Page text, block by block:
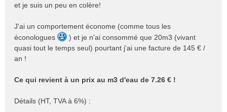
s
g
e
n
u
et je suis un peu en colère!
J'ai un comportement économe (comme tous les
éconologues
) et je n'ai consommé que 20m3 (vivant
quasi tout le temps seul) pourtant j'ai une facture de 145 € /
an !
Ce qui revient à un prix au m3 d'eau de 7.26 € !
Détails (HT, TVA à 6%) :